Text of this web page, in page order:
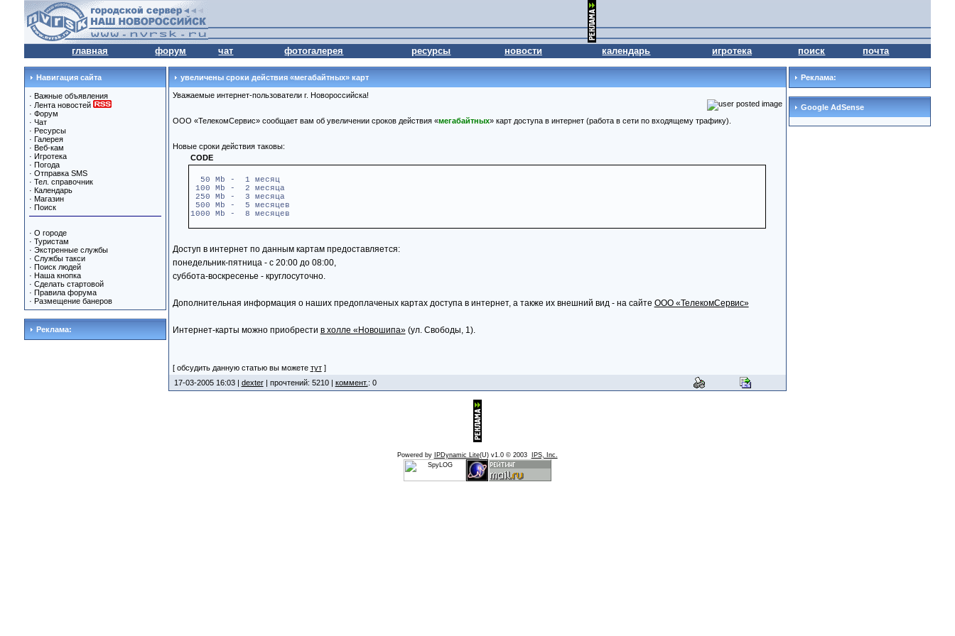
главная форум чат фотогалерея ресурсы новости календарь игротека поиск почта
Навигация сайта
· Важные объявления
· Лента новостей
· Форум
· Чат
· Ресурсы
· Галерея
· Веб-кам
· Игротека
· Погода
· Отправка SMS
· Тел. справочник
· Календарь
· Магазин
· Поиск
· О городе
· Туристам
· Экстренные службы
· Службы такси
· Поиск людей
· Наша кнопка
· Сделать стартовой
· Правила форума
· Размещение банеров
Реклама:
увеличены сроки действия «мегабайтных» карт
Уважаемые интернет-пользователи г. Новороссийска!
ООО «ТелекомСервис» сообщает вам об увеличении сроков действия «мегабайтных» карт доступа в интернет (работа в сети по входящему трафику).
Новые сроки действия таковы:
CODE
50 Mb - 1 месяц
100 Mb - 2 месяца
250 Mb - 3 месяца
500 Mb - 5 месяцев
1000 Mb - 8 месяцев
Доступ в интернет по данным картам предоставляется:
понедельник-пятница - с 20:00 до 08:00,
суббота-воскресенье - круглосуточно.
Дополнительная информация о наших предоплаченых картах доступа в интернет, а также их внешний вид - на сайте ООО «ТелекомСервис»
Интернет-карты можно приобрести в холле «Новошипа»(ул. Свободы, 1).
[ обсудить данную статью вы можете тут]
17-03-2005 16:03 | dexter| прочтений: 5210 | коммент. : 0
Реклама:
Google AdSense
Powered by IPDynamic Lite(U) v1.0 © 2003 IPS, Inc.